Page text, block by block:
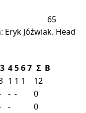
65
Eryk Jóźwiak. Head
3 4567 Σ B
1 1 1
12
- -
0
-
0